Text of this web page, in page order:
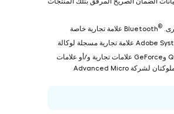
®
‎ علامة تجارية خاصة
‎ علامتان تجاريتان لمنتدى USB Implementers Forum. Adobe PDF علامة تجارية لشركة Adobe Systems Incorporated. ENERGY STAR علامة تجارية مسجلة لوكالة
‎) في الولايات المتحدة والدول الأخرى. NVIDIA وشعار NVIDIA وQuadro وGeForce علامات تجارية و/أو علامات
تجارية مسجلة لشركة NVIDIA Corporation في الولايات المتحدة وبلدان أخرى. Bluetooth علامة تجارية خاصة بمالكها، وتستخدمها شركة HP Inc.‎ بموجب ترخيص. AMD وRadeon علامتان تجاريتان مملوكتان لشركة Advanced Micro